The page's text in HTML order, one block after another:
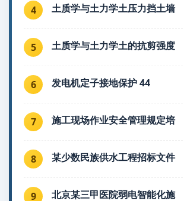
4 土质学与土力学土压力挡土墙
5 土质学与土力学土的抗剪强度
6 发电机定子接地保护 44
7 施工现场作业安全管理规定培
8 某少数民族供水工程招标文件
9 北京某三甲医院弱电智能化施